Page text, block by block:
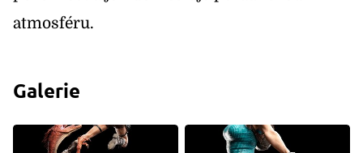
atmosféru.
Galerie